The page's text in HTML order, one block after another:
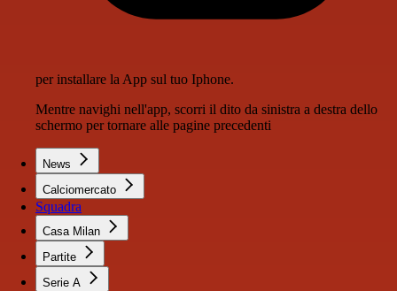
per installare la App sul tuo Iphone.
Mentre navighi nell'app, scorri il dito da sinistra a destra dello
schermo per tornare alle pagine precedenti
News
Calciomercato
Squadra
Casa Milan
Partite
Serie A